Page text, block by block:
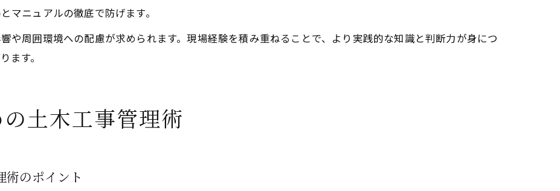
マニュアルの徹底で防げます。
や周囲環境への配慮が求められます。現場経験を積み重ねることで、より実践的な知識と判断力が身につ
ます。
土木工事管理術
術のポイント